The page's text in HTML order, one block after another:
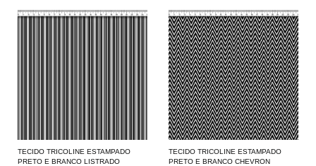
TECIDO TRICOLINE ESTAMPADO
PRETO E BRANCO LISTRADO
TECIDO TRICOLINE ESTAMPADO
PRETO E BRANCO CHEVRON